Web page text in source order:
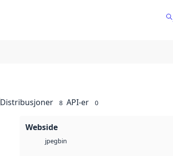
Distribusjoner 8 API-er 0
Webside
jpegbin